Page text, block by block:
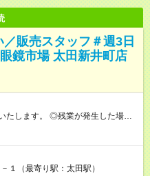
販売スタッフ＃週3日
鏡市場 太田新井町店
が発生した場合
試用期間】試用期間
雇用形態、給与は本採用時と同じ
１（最寄り駅：太田駅）